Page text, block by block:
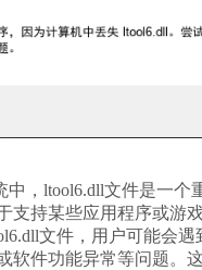
中，ltool6.dll文件是一个
支持某些应用程序或游
文件，用户可能会遇
软件功能异常等问题。